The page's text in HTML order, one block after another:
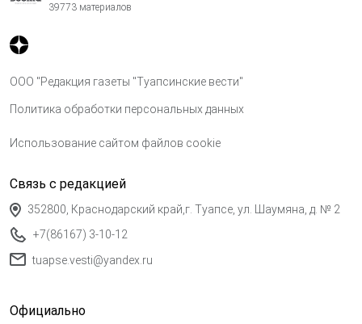
39773 материалов
ООО "Редакция газеты "Туапсинские вести"
Политика обработки персональных данных
Использование сайтом файлов cookie
Связь с редакцией
352800, Краснодарский край,г. Туапсе, ул. Шаумяна, д. № 2
+7(86167) 3-10-12
tuapse.vesti@yandex.ru
Официально